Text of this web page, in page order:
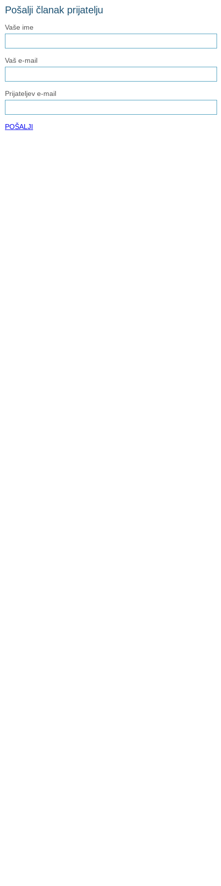
Pošalji članak prijatelju
Vaše ime
Vaš e-mail
Prijateljev e-mail
POŠALJI